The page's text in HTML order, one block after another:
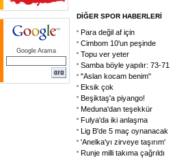
Google Arama
DİĞER SPOR HABERLERİ
Para değil af için
Cimbom 10'un peşinde
Topu ver yeter
Samba böyle yapılır: 73-71
"Aslan kocam benim"
Eksik çok
Beşiktaş'a piyango!
Meduna'dan teşekkür
Fulya'da iki anlaşma
Lig B'de 5 maç oynanacak
'Anelka'yı zirveye taşırım'
Runje milli takıma çağrıldı